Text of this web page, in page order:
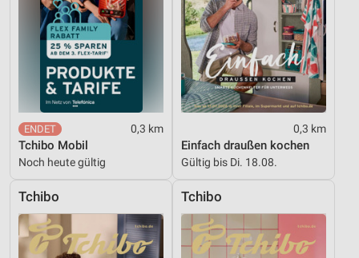
0,3 km
Tchibo Mobil
Noch heute gültig
0,3 km
Einfach draußen kochen
Gültig bis Di. 18.08.
Tchibo Tchibo
Verwendung reduzierter Daten zur Auswahl von
Inhalten
IAB-Besonderheiten:
Verwendung genauer Standortdaten
Geräte anhand von aktiv angeforderten
Informationen identifizieren
Performance
Funktional